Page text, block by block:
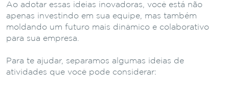
Ao adotar essas ideias inovadoras, você está não
apenas investindo em sua equipe, mas também
moldando um futuro mais dinâmico e colaborativo
para sua empresa.
Para te ajudar, separamos algumas ideias de
atividades que você pode considerar: